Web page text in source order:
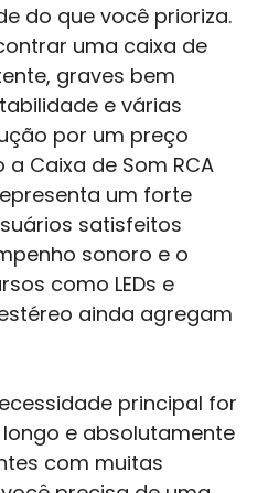
do que você prioriza.
uma caixa de
graves bem
e várias
por um preço
Caixa de Som RCA
um forte
satisfeitos
sonoro e o
como LEDs e
ainda agregam
principal for
e absolutamente
com muitas